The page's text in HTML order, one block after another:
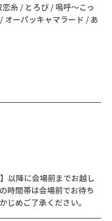
糸 / とろび / 嗚呼〜こっ
オーパッキャマラード / あ
以降に会場前までお越し
時間帯は会場前でお待ち
じめご了承ください。